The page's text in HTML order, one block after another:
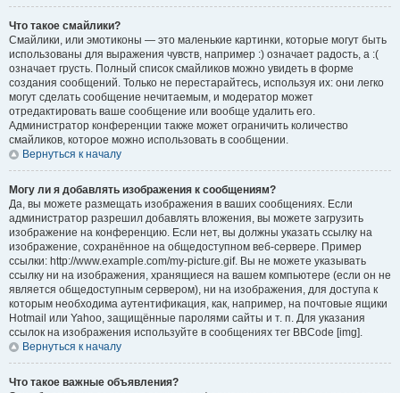
Что такое смайлики?
Смайлики, или эмотиконы — это маленькие картинки, которые могут быть
использованы для выражения чувств, например :) означает радость, а :(
означает грусть. Полный список смайликов можно увидеть в форме
создания сообщений. Только не перестарайтесь, используя их: они легко
могут сделать сообщение нечитаемым, и модератор может
отредактировать ваше сообщение или вообще удалить его.
Администратор конференции также может ограничить количество
смайликов, которое можно использовать в сообщении.
Вернуться к началу
Могу ли я добавлять изображения к сообщениям?
Да, вы можете размещать изображения в ваших сообщениях. Если
администратор разрешил добавлять вложения, вы можете загрузить
изображение на конференцию. Если нет, вы должны указать ссылку на
изображение, сохранённое на общедоступном веб-сервере. Пример
ссылки: http://www.example.com/my-picture.gif. Вы не можете указывать
ссылку ни на изображения, хранящиеся на вашем компьютере (если он не
является общедоступным сервером), ни на изображения, для доступа к
которым необходима аутентификация, как, например, на почтовые ящики
Hotmail или Yahoo, защищённые паролями сайты и т. п. Для указания
ссылок на изображения используйте в сообщениях тег BBCode [img].
Вернуться к началу
Что такое важные объявления?